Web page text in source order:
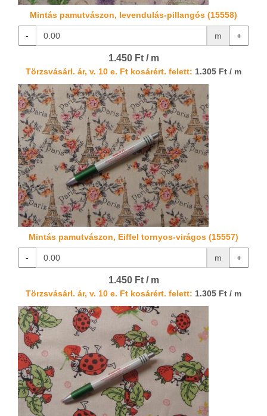
Mintás pamutvászon, levendulás-pillangós (15558)
- m +
1.450 Ft / m
Törzsvásárl. ár, v. 10 e. Ft kosárért. felett: 1.305 Ft / m
Mintás pamutvászon, Eiffel tornyos-virágos (15557)
- m +
1.450 Ft / m
Törzsvásárl. ár, v. 10 e. Ft kosárért. felett: 1.305 Ft / m